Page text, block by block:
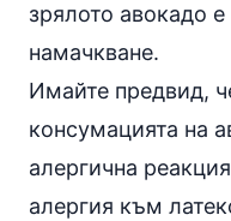
зрялото авокадо
намачкване.
Имайте предвид,
консумацията на
алергична
алергия към